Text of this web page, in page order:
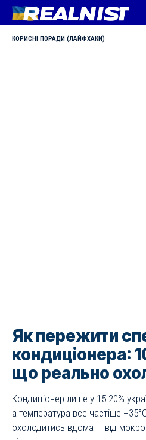
КОРИСНІ ПОРАДИ (ЛАЙФХАКИ)
Як пережити
кондиціонера:
що реально
Кондиціонер лише у 15-20%
а температура все частіше
охолодитись вдома — від